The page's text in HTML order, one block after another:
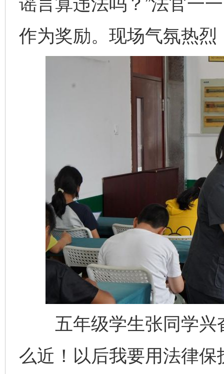
作为奖励。现场气氛热烈
五年级学生张同学兴
么近！以后我要用法律